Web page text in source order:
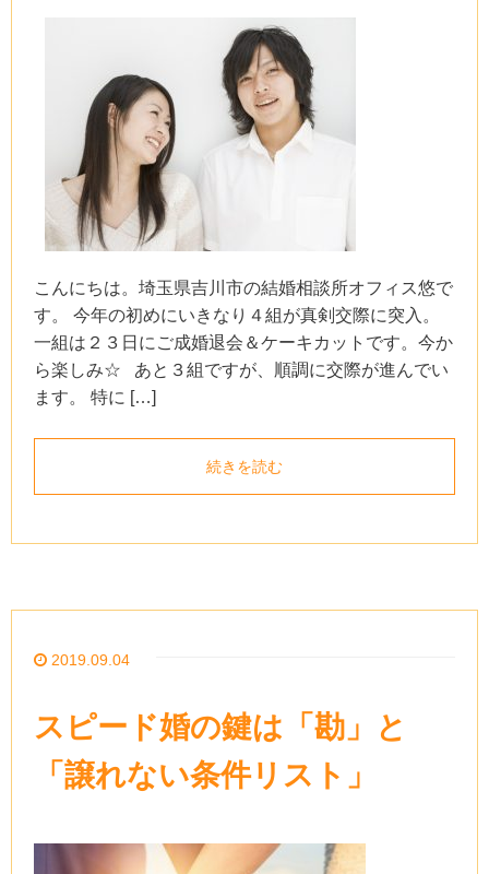
こんにちは。埼玉県吉川市の結婚相談所オフィス悠で
す。 今年の初めにいきなり４組が真剣交際に突入。
一組は２３日にご成婚退会＆ケーキカットです。今か
ら楽しみ☆ あと３組ですが、順調に交際が進んでい
ます。 特に […]
続きを読む
2019.09.04
スピード婚の鍵は「勘」と
「譲れない条件リスト」